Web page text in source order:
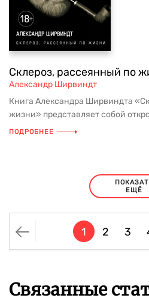
Склероз, рассеянный по
Александр Ширвиндт
Книга Александра Ширвиндта
жизни» представляет собой
ПОДРОБНЕЕ
ЕЩЁ
1 2 3
Связанные